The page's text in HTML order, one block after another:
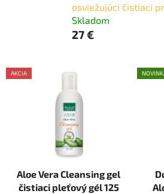
osviežujúci čistiaci
Skladom
27 €
V
ý
AKCIA
Aloe Vera Cleansing gel
čistiaci pleťový gél 125